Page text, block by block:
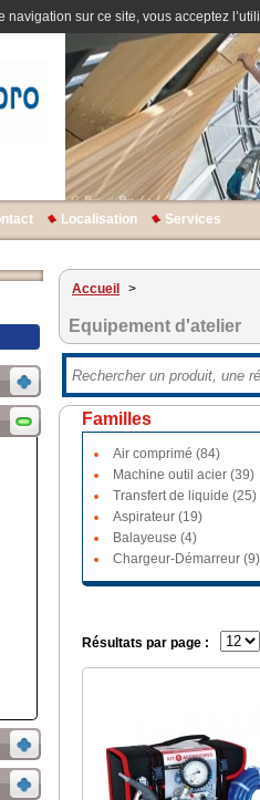
navigation sur ce site, vous acceptez
Localisation Services
Accueil >
Equipement d'atelier
Familles
Air comprimé (84)
Machine outil acier (39)
Transfert de liquide (25)
Aspirateur (19)
Balayeuse (4)
Chargeur-Démarreur (9)
Résultats par page :